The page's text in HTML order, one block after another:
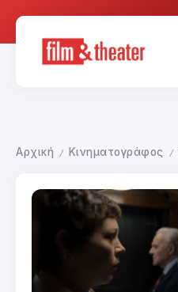
Αρχική / Κινηματογράφος /